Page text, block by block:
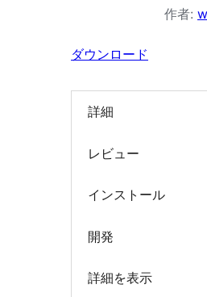
作者:
ダウンロード
詳細
レビュー
インストール
開発
詳細を表示